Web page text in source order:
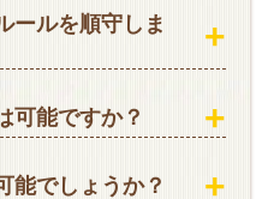
ールを順守しま
可能ですか？
能でしょうか？